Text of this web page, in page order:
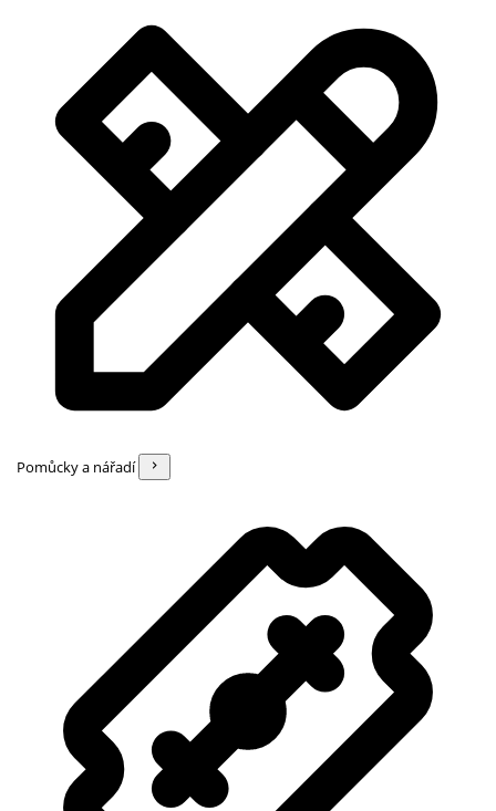
Pomůcky a nářadí